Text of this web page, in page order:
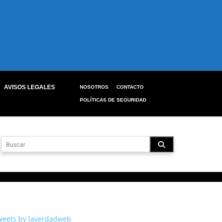
AVISOS LEGALES
NOSOTROS CONTACTO
POLÍTICAS DE SEGURIDAD
by laverdadweb